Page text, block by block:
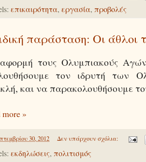
επικαιρότητα, εργασία, προβολές
παράσταση: Οι άθλοι
τους Ολυμπιακούς
τον ιδρυτή των
και να παρακολουθήσουμε
more »
30, 2012 Δεν υπάρχουν σχόλια:
εκδηλώσεις, πολιτισμός